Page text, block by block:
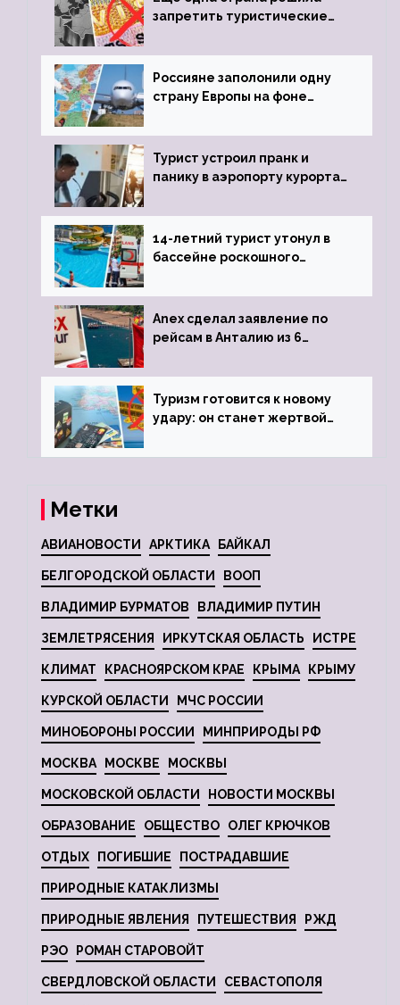
запретить туристические
Россияне заполонили одну
страну Европы на фоне
виз
Турист устроил пранк и
панику в аэропорту курорта,
задержке рейса
14-летний турист утонул в
бассейне роскошного
Anex сделал заявление по
рейсам в Анталию из 6
Туризм готовится к новому
удару: он станет жертвой
Метки
АВИАНОВОСТИ АРКТИКА БАЙКАЛ
БЕЛГОРОДСКОЙ ОБЛАСТИ ВООП
ВЛАДИМИР БУРМАТОВ ВЛАДИМИР ПУТИН
ЗЕМЛЕТРЯСЕНИЯ ИРКУТСКАЯ ОБЛАСТЬ ИСТРЕ
КЛИМАТ КРАСНОЯРСКОМ КРАЕ КРЫМА КРЫМУ
КУРСКОЙ ОБЛАСТИ МЧС РОССИИ
МИНОБОРОНЫ РОССИИ МИНПРИРОДЫ РФ
МОСКВА МОСКВЕ МОСКВЫ
МОСКОВСКОЙ ОБЛАСТИ НОВОСТИ МОСКВЫ
ОБРАЗОВАНИЕ ОБЩЕСТВО ОЛЕГ КРЮЧКОВ
ОТДЫХ ПОГИБШИЕ ПОСТРАДАВШИЕ
ПРИРОДНЫЕ КАТАКЛИЗМЫ
ПРИРОДНЫЕ ЯВЛЕНИЯ ПУТЕШЕСТВИЯ РЖД
РЭО РОМАН СТАРОВОЙТ
СВЕРДЛОВСКОЙ ОБЛАСТИ СЕВАСТОПОЛЯ